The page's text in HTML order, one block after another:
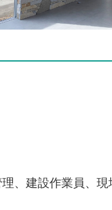
、建設作業員、